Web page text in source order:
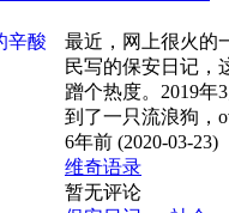
最近，网上很火的
民写的保安日记，
蹭个热度。2019年
到了一只流浪狗，
6年前 (2020-03-23)
维奇语录
暂无评论